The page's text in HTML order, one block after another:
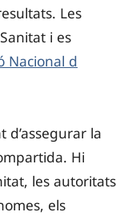
Les
i es
Nacional d
d’assegurar la
Hi
les autoritats
els